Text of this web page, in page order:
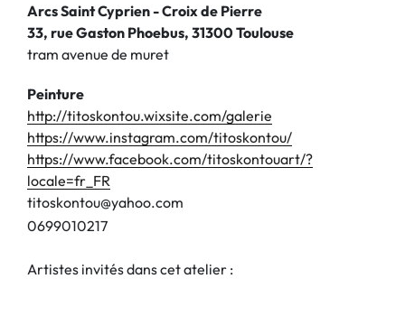
Arcs Saint Cyprien - Croix de Pierre
33, rue Gaston Phoebus, 31300 Toulouse
tram avenue de muret
Peinture
http://titoskontou.wixsite.com/galerie
https://www.instagram.com/titoskontou/
https://www.facebook.com/titoskontouart/?
locale=fr_FR
titoskontou@yahoo.com
0699010217
Artistes invités dans cet atelier :